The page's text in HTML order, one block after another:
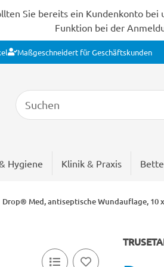
Sie bereits ein Kundenkonto bei
Funktion bei der
Maßgeschneidert für Geschäftskunden
Hygiene Klinik & Praxis
Drop® Med, antiseptische Wundauflage, 10